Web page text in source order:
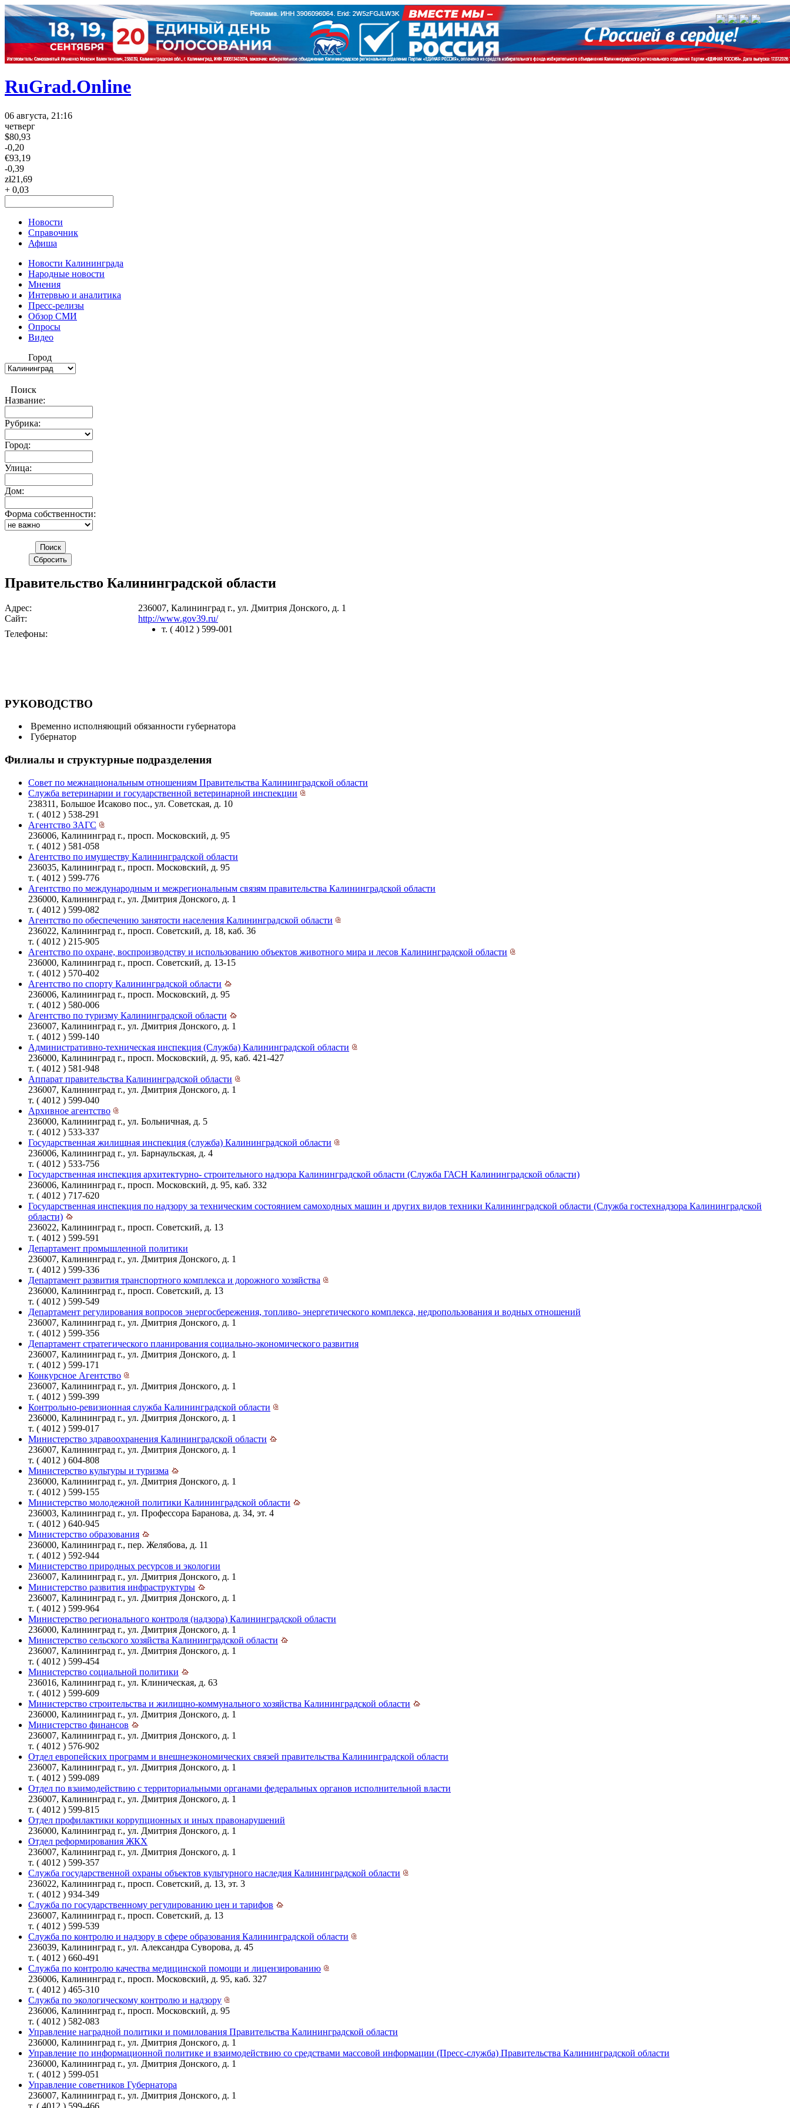
RuGrad.Online
06 августа, 21:16
четверг
$80,93
-0,20
€93,19
-0,39
zł21,69
+ 0,03
Новости
Справочник
Афиша
Новости Калининграда
Народные новости
Мнения
Интервью и аналитика
Пресс-релизы
Обзор СМИ
Опросы
Видео
Город
Поиск
Название:
Рубрика:
Город:
Улица:
Дом:
Форма собственности:
Правительство Калининградской области
Адрес:
236007, Калининград г., ул. Дмитрия Донского, д. 1
Сайт:
http://www.gov39.ru/
Телефоны:
т. ( 4012 ) 599-001
РУКОВОДСТВО
Временно исполняющий обязанности губернатора
Губернатор
Филиалы и структурные подразделения
Совет по межнациональным отношениям Правительства Калининградской области
Служба ветеринарии и государственной ветеринарной инспекции
238311, Большое Исаково пос., ул. Советская, д. 10
т. ( 4012 ) 538-291
Агентство ЗАГС
236006, Калининград г., просп. Московский, д. 95
т. ( 4012 ) 581-058
Агентство по имуществу Калининградской области
236035, Калининград г., просп. Московский, д. 95
т. ( 4012 ) 599-776
Агентство по международным и межрегиональным связям правительства Калининградской области
236000, Калининград г., ул. Дмитрия Донского, д. 1
т. ( 4012 ) 599-082
Агентство по обеспечению занятости населения Калининградской области
236022, Калининград г., просп. Советский, д. 18, каб. 36
т. ( 4012 ) 215-905
Агентство по охране, воспроизводству и использованию объектов животного мира и лесов Калининградской области
236000, Калининград г., просп. Советский, д. 13-15
т. ( 4012 ) 570-402
Агентство по спорту Калининградской области
236006, Калининград г., просп. Московский, д. 95
т. ( 4012 ) 580-006
Агентство по туризму Калининградской области
236007, Калининград г., ул. Дмитрия Донского, д. 1
т. ( 4012 ) 599-140
Административно-техническая инспекция (Служба) Калининградской области
236000, Калининград г., просп. Московский, д. 95, каб. 421-427
т. ( 4012 ) 581-948
Аппарат правительства Калининградской области
236007, Калининград г., ул. Дмитрия Донского, д. 1
т. ( 4012 ) 599-040
Архивное агентство
236000, Калининград г., ул. Больничная, д. 5
т. ( 4012 ) 533-337
Государственная жилищная инспекция (служба) Калининградской области
236006, Калининград г., ул. Барнаульская, д. 4
т. ( 4012 ) 533-756
Государственная инспекция архитектурно- строительного надзора Калининградской области (Служба ГАСН Калининградской области)
236006, Калининград г., просп. Московский, д. 95, каб. 332
т. ( 4012 ) 717-620
Государственная инспекция по надзору за техническим состоянием самоходных машин и других видов техники Калининградской области (Служба гостехнадзора Калининградской
области)
236022, Калининград г., просп. Советский, д. 13
т. ( 4012 ) 599-591
Департамент промышленной политики
236007, Калининград г., ул. Дмитрия Донского, д. 1
т. ( 4012 ) 599-336
Департамент развития транспортного комплекса и дорожного хозяйства
236000, Калининград г., просп. Советский, д. 13
т. ( 4012 ) 599-549
Департамент регулирования вопросов энергосбережения, топливо- энергетического комплекса, недропользования и водных отношений
236007, Калининград г., ул. Дмитрия Донского, д. 1
т. ( 4012 ) 599-356
Департамент стратегического планирования социально-экономического развития
236007, Калининград г., ул. Дмитрия Донского, д. 1
т. ( 4012 ) 599-171
Конкурсное Агентство
236007, Калининград г., ул. Дмитрия Донского, д. 1
т. ( 4012 ) 599-399
Контрольно-ревизионная служба Калининградской области
236000, Калининград г., ул. Дмитрия Донского, д. 1
т. ( 4012 ) 599-017
Министерство здравоохранения Калининградской области
236007, Калининград г., ул. Дмитрия Донского, д. 1
т. ( 4012 ) 604-808
Министерство культуры и туризма
236000, Калининград г., ул. Дмитрия Донского, д. 1
т. ( 4012 ) 599-155
Министерство молодежной политики Калининградской области
236003, Калининград г., ул. Профессора Баранова, д. 34, эт. 4
т. ( 4012 ) 640-945
Министерство образования
236000, Калининград г., пер. Желябова, д. 11
т. ( 4012 ) 592-944
Министерство природных ресурсов и экологии
236007, Калининград г., ул. Дмитрия Донского, д. 1
Министерство развития инфраструктуры
236007, Калининград г., ул. Дмитрия Донского, д. 1
т. ( 4012 ) 599-964
Министерство регионального контроля (надзора) Калининградской области
236000, Калининград г., ул. Дмитрия Донского, д. 1
Министерство сельского хозяйства Калининградской области
236007, Калининград г., ул. Дмитрия Донского, д. 1
т. ( 4012 ) 599-454
Министерство социальной политики
236016, Калининград г., ул. Клиническая, д. 63
т. ( 4012 ) 599-609
Министерство строительства и жилищно-коммунального хозяйства Калининградской области
236000, Калининград г., ул. Дмитрия Донского, д. 1
Министерство финансов
236007, Калининград г., ул. Дмитрия Донского, д. 1
т. ( 4012 ) 576-902
Отдел европейских программ и внешнеэкономических связей правительства Калининградской области
236007, Калининград г., ул. Дмитрия Донского, д. 1
т. ( 4012 ) 599-089
Отдел по взаимодействию с территориальными органами федеральных органов исполнительной власти
236007, Калининград г., ул. Дмитрия Донского, д. 1
т. ( 4012 ) 599-815
Отдел профилактики коррупционных и иных правонарушений
236000, Калининград г., ул. Дмитрия Донского, д. 1
Отдел реформирования ЖКХ
236007, Калининград г., ул. Дмитрия Донского, д. 1
т. ( 4012 ) 599-357
Служба государственной охраны объектов культурного наследия Калининградской области
236022, Калининград г., просп. Советский, д. 13, эт. 3
т. ( 4012 ) 934-349
Служба по государственному регулированию цен и тарифов
236007, Калининград г., просп. Советский, д. 13
т. ( 4012 ) 599-539
Служба по контролю и надзору в сфере образования Калининградской области
236039, Калининград г., ул. Александра Суворова, д. 45
т. ( 4012 ) 660-491
Служба по контролю качества медицинской помощи и лицензированию
236006, Калининград г., просп. Московский, д. 95, каб. 327
т. ( 4012 ) 465-310
Служба по экологическому контролю и надзору
236006, Калининград г., просп. Московский, д. 95
т. ( 4012 ) 582-083
Управление наградной политики и помилования Правительства Калининградской области
236000, Калининград г., ул. Дмитрия Донского, д. 1
Управление по информационной политике и взаимодействию со средствами массовой информации (Пресс-служба) Правительства Калининградской области
236000, Калининград г., ул. Дмитрия Донского, д. 1
т. ( 4012 ) 599-051
Управление советников Губернатора
236007, Калининград г., ул. Дмитрия Донского, д. 1
т. ( 4012 ) 599-466